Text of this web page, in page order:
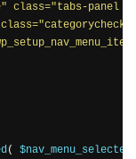
class="tabs-panel
(